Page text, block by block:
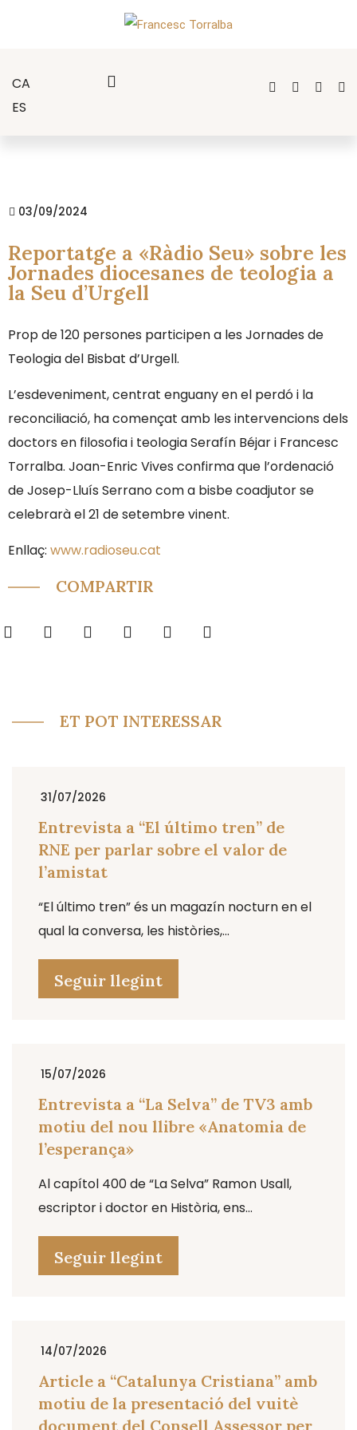
CA
ES
03/09/2024
Reportatge a «Ràdio Seu» sobre les
Jornades diocesanes de teologia a
la Seu d’Urgell
Prop de 120 persones participen a les Jornades de
Teologia del Bisbat d’Urgell.
L’esdeveniment, centrat enguany en el perdó i la
reconciliació, ha començat amb les intervencions dels
doctors en filosofia i teologia Serafín Béjar i Francesc
Torralba. Joan-Enric Vives confirma que l’ordenació
de Josep-Lluís Serrano com a bisbe coadjutor se
celebrarà el 21 de setembre vinent.
Enllaç: www.radioseu.cat
COMPARTIR
ET POT INTERESSAR
31/07/2026
Entrevista a “El último tren” de
RNE per parlar sobre el valor de
l’amistat
“El último tren” és un magazín nocturn en el
qual la conversa, les històries,...
Seguir llegint
15/07/2026
Entrevista a “La Selva” de TV3 amb
motiu del nou llibre «Anatomia de
l’esperança»
Al capítol 400 de “La Selva” Ramon Usall,
escriptor i doctor en Història, ens...
Seguir llegint
14/07/2026
Article a “Catalunya Cristiana” amb
motiu de la presentació del vuitè
document del Consell Assessor per